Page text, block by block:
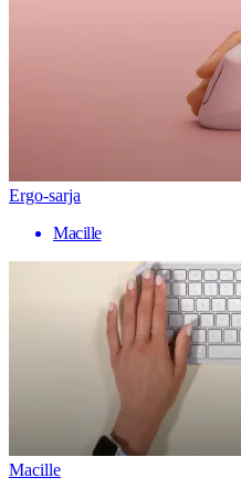
Ergo-sarja
Macille
Macille